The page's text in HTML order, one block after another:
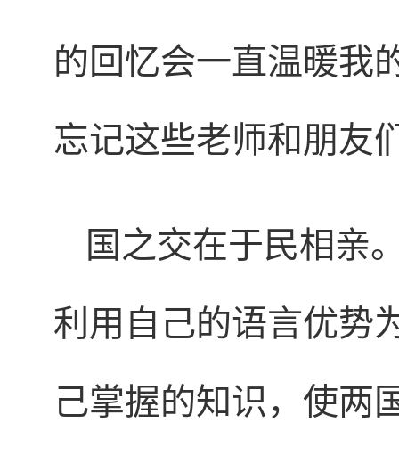
的回忆会一直温暖我
忘记这些老师和朋友
国之交在于民相亲
利用自己的语言优势
己掌握的知识，使两